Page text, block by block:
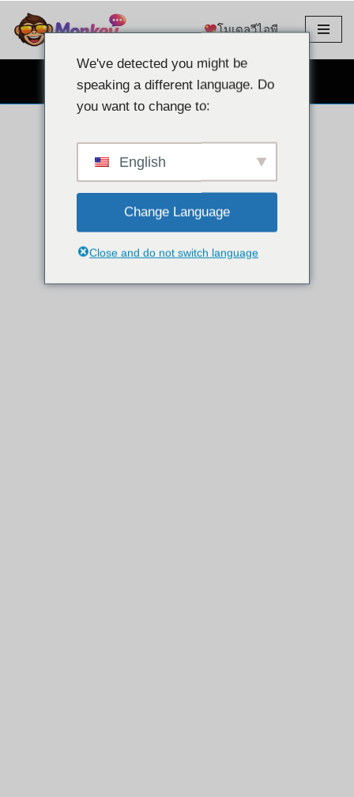
ข้าม
ไป
โมเดลวีไอพี
แชทผ่านเว็บแคมฟรี
We've detected you might be
speaking a different language. Do
you want to change to:
English
Change Language
Close and do not switch language